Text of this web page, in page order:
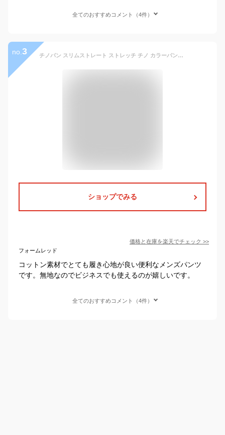
全てのおすすめコメント（4件）
no. 3 チノパン スリムストレート ストレッチ チノ カラーパンツ メンズ ボトムス コットンパンツ ズボン スリム カジュアル ビジネス スキニーパンツ テーパードパンツ 通勤 細身 無地 大きいサイズ ロングパンツ メンズファッション
ショップでみる
価格と在庫を楽天でチェック >>
フォームレッド
コットン素材でとても履き心地が良い便利なメンズパンツ
です。無地なのでビジネスでも使えるのが嬉しいです。
全てのおすすめコメント（4件）